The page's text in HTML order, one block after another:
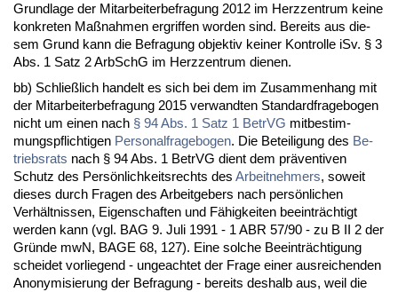
Grund­la­ge der Mit­ar­bei­ter­be­fra­gung 2012 im Herz­zen­trum kei­ne
kon­kre­ten Maßnah­men er­grif­fen wor­den sind. Be­reits aus die­
sem Grund kann die Be­fra­gung ob­jek­tiv kei­ner Kon­trol­le iSv. § 3
Abs. 1 Satz 2 Ar­bSchG im Herz­zen­trum die­nen.
bb) Sch­ließlich han­delt es sich bei dem im Zu­sam­men­hang mit
der Mit­ar­bei­ter­be­fra­gung 2015 ver­wand­ten Stan­dard­fra­ge­bo­gen
nicht um ei­nen nach § 94 Abs. 1 Satz 1 Be­trVG mit­be­stim­
mungs­pflich­ti­gen Per­so­nal­fra­ge­bo­gen. Die Be­tei­li­gung des Be­
triebs­rats nach § 94 Abs. 1 Be­trVG dient dem präven­ti­ven
Schutz des Persönlich­keits­rechts des Ar­beit­neh­mers, so­weit
die­ses durch Fra­gen des Ar­beit­ge­bers nach persönli­chen
Verhält­nis­sen, Ei­gen­schaf­ten und Fähig­kei­ten be­ein­träch­tigt
wer­den kann (vgl. BAG 9. Ju­li 1991 - 1 ABR 57/90 - zu B II 2 der
Gründe mwN, BA­GE 68, 127). Ei­ne sol­che Be­ein­träch­ti­gung
schei­det vor­lie­gend - un­ge­ach­tet der Fra­ge ei­ner aus­rei­chen­den
An­ony­mi­sie­rung der Be­fra­gung - be­reits des­halb aus, weil die